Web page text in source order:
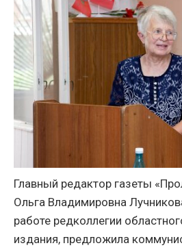
Главный редактор газеты
Ольга Владимировна
работе редколлегии
издания, предложила